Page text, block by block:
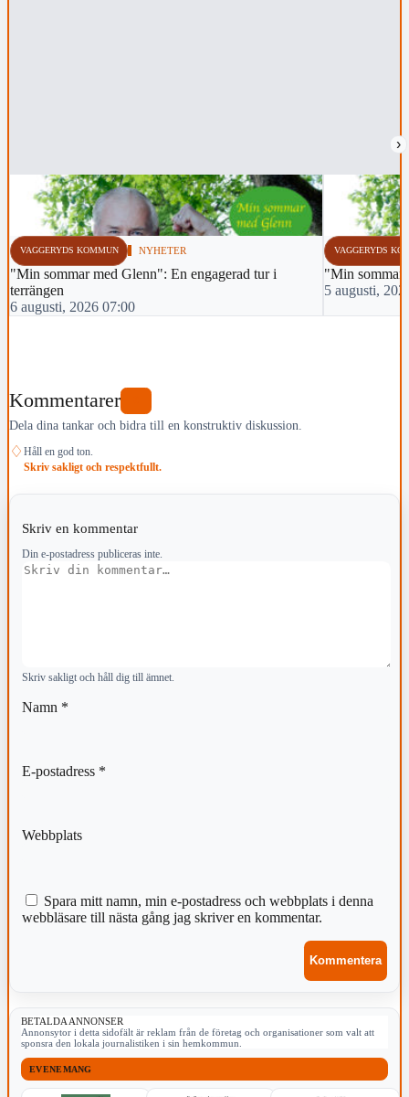
›
VAGGERYDS KOMMUN NYHETER
"Min sommar med Glenn": En engagerad tur i
terrängen
6 augusti, 2026 07:00
VAGGERYDS
"Min sommar
5 augusti,
Kommentarer
Dela dina tankar och bidra till en konstruktiv diskussion.
♢ Håll en god ton.
Skriv sakligt och respektfullt.
Skriv en kommentar
Din e-postadress publiceras inte.
Kommentar
Skriv sakligt och håll dig till ämnet.
Namn *
E-postadress *
Webbplats
Spara mitt namn, min e-postadress och webbplats i denna
webbläsare till nästa gång jag skriver en kommentar.
BETALDA ANNONSER
Annonsytor i detta sidofält är reklam från de företag och organisationer som valt att
sponsra den lokala journalistiken i sin hemkommun.
EVENEMANG